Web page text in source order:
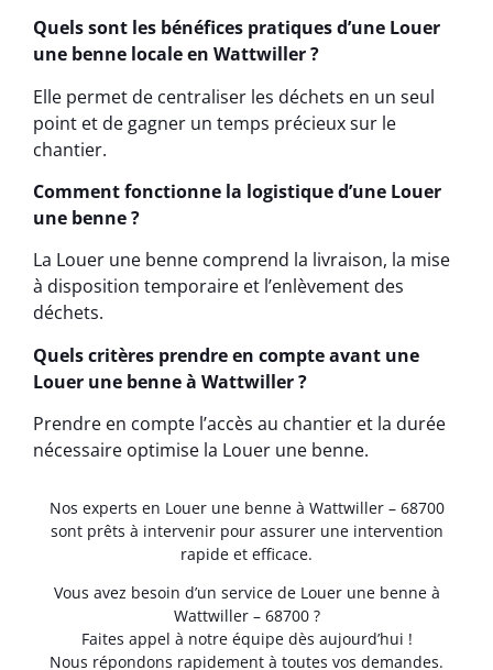
Quels sont les bénéfices pratiques d’une Louer
une benne locale en Wattwiller ?
Elle permet de centraliser les déchets en un seul
point et de gagner un temps précieux sur le
chantier.
Comment fonctionne la logistique d’une Louer
une benne ?
La Louer une benne comprend la livraison, la mise
à disposition temporaire et l’enlèvement des
déchets.
Quels critères prendre en compte avant une
Louer une benne à Wattwiller ?
Prendre en compte l’accès au chantier et la durée
nécessaire optimise la Louer une benne.
Nos experts en Louer une benne à Wattwiller – 68700
sont prêts à intervenir pour assurer une intervention
rapide et efficace.
Vous avez besoin d’un service de Louer une benne à
Wattwiller – 68700 ?
Faites appel à notre équipe dès aujourd’hui !
Nous répondons rapidement à toutes vos demandes.